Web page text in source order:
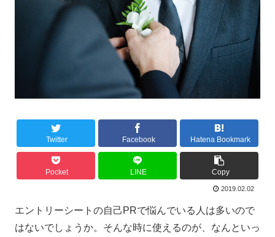
Twitter Facebook Hatena Bookmark
Pocket LINE Copy
2019.02.02
エントリーシートの自己 PRで悩んでいる人は多いので
はないでしょうか。そんな時に使えるのが、なんといっ